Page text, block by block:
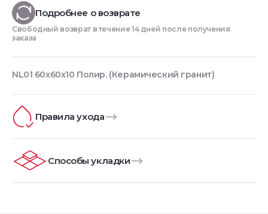
Подробнее о возврате
Свободный возврат в течение 14 дней после получения
заказа
NL01 60x60x10 Полир. (Керамический гранит)
Правила ухода
Способы укладки